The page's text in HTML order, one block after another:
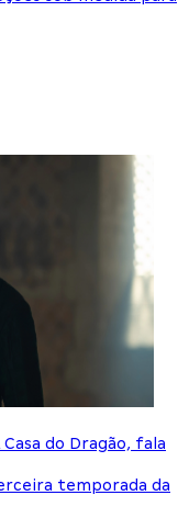
do Dragão, fala
temporada da